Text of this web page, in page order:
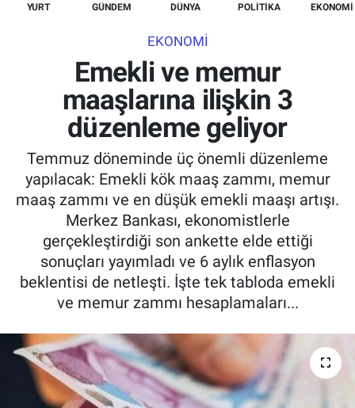
YURT GÜNDEM DÜNYA POLİTİKA EKONOMİ
EKONOMİ
Emekli ve memur
maaşlarına ilişkin 3
düzenleme geliyor
Temmuz döneminde üç önemli düzenleme
yapılacak: Emekli kök maaş zammı, memur
maaş zammı ve en düşük emekli maaşı artışı.
Merkez Bankası, ekonomistlerle
gerçekleştirdiği son ankette elde ettiği
sonuçları yayımladı ve 6 aylık enflasyon
beklentisi de netleşti. İşte tek tabloda emekli
ve memur zammı hesaplamaları...